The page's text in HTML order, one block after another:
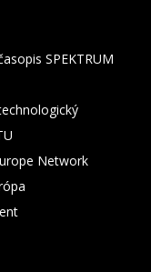
SPEKTRUM
Network